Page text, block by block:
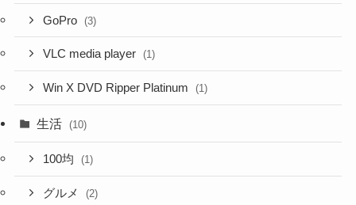
GoPro (3)
VLC media player (1)
Win X DVD Ripper Platinum (1)
生活 (10)
100均 (1)
グルメ (2)